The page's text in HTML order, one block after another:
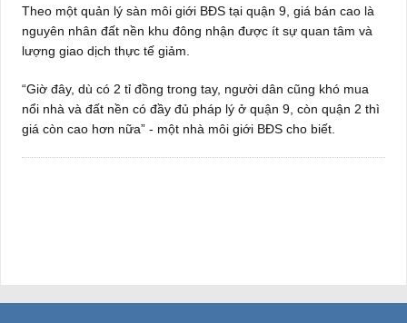
Theo một quản lý sàn môi giới BĐS tại quận 9, giá bán cao là
nguyên nhân đất nền khu đông nhận được ít sự quan tâm và
lượng giao dịch thực tế giảm.
“Giờ đây, dù có 2 tỉ đồng trong tay, người dân cũng khó mua
nổi nhà và đất nền có đầy đủ pháp lý ở quận 9, còn quận 2 thì
giá còn cao hơn nữa” - một nhà môi giới BĐS cho biết.